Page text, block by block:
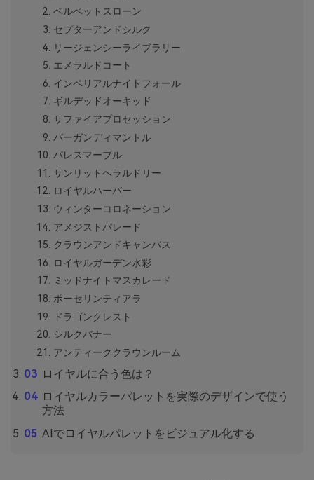
ベルベットスローン
セプターアンドシルク
リージェンシーライブラリー
エメラルドコート
インペリアルナイトフォール
ギルデッドオーキッド
サファイアプロセッション
バーガンディマントル
パレスマーブル
サンリットヘラルドリー
ロイヤルハーバー
ウィンターコロネーション
アメジストパレード
クラウンアンドキャンバス
ロイヤルガーデン水彩
ミッドナイトマスカレード
ポーセリンティアラ
ドラゴンクレスト
シルクバナー
アンティーククラウンルーム
ロイヤルに合う色は？
ロイヤルカラーパレットを実際のデザインで使う
方法
AIでロイヤルパレットをビジュアル化する